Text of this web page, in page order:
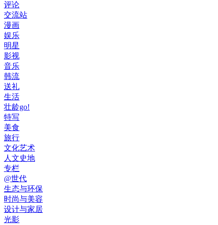
评论
交流站
漫画
娱乐
明星
影视
音乐
韩流
送礼
生活
壮龄go!
特写
美食
旅行
文化艺术
人文史地
专栏
@世代
生态与环保
时尚与美容
设计与家居
光影